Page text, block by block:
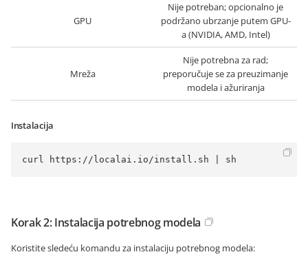
GPU
Nije potreban; opcionalno je
podržano ubrzanje putem GPU-
a (NVIDIA, AMD, Intel)
Mreža
Nije potrebna za rad;
preporučuje se za preuzimanje
modela i ažuriranja
Instalacija
curl https://localai.io/install.sh | sh
Korak 2: Instalacija potrebnog modela
Koristite sledeću komandu za instalaciju potrebnog modela: